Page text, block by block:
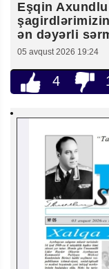
Eşqin
ən dəyərli
05 avqust 2026 19:24
4